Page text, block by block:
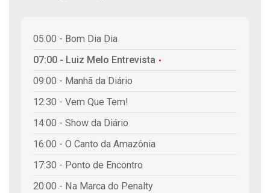
05:00 - Bom Dia Dia
07:00 - Luiz Melo Entrevista
09:00 - Manhã da Diário
12:30 - Vem Que Tem!
14:00 - Show da Diário
16:00 - O Canto da Amazônia
17:30 - Ponto de Encontro
20:00 - Na Marca do Penalty